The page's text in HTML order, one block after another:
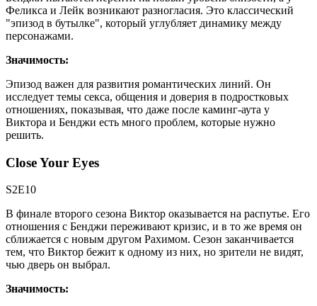
Феликса и Лейк возникают разногласия. Это классический
"эпизод в бутылке", который углубляет динамику между
персонажами.
Значимость:
Эпизод важен для развития романтических линий. Он
исследует темы секса, общения и доверия в подростковых
отношениях, показывая, что даже после каминг-аута у
Виктора и Бенджи есть много проблем, которые нужно
решить.
Close Your Eyes
S2E10
В финале второго сезона Виктор оказывается на распутье. Его
отношения с Бенджи переживают кризис, и в то же время он
сближается с новым другом Рахимом. Сезон заканчивается
тем, что Виктор бежит к одному из них, но зрители не видят,
чью дверь он выбрал.
Значимость: